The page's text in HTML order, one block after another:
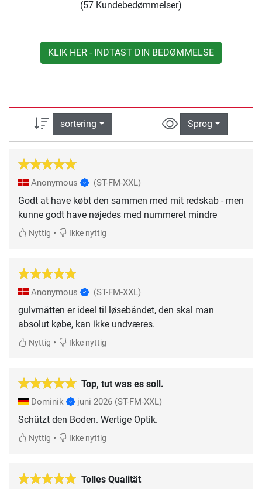
(57 Kundebedømmelser)
KLIK HER - INDTAST DIN BEDØMMELSE
sortering Sprog
Anonymous (ST-FM-XXL)
Godt at have købt den sammen med mit redskab - men
kunne godt have nøjedes med nummeret mindre
Nyttig • Ikke nyttig
Anonymous (ST-FM-XXL)
gulvmåtten er ideel til løsebåndet, den skal man
absolut købe, kan ikke undværes.
Nyttig • Ikke nyttig
Top, tut was es soll.
Dominik juni 2026 (ST-FM-XXL)
Schützt den Boden. Wertige Optik.
Nyttig • Ikke nyttig
Tolles Qualität